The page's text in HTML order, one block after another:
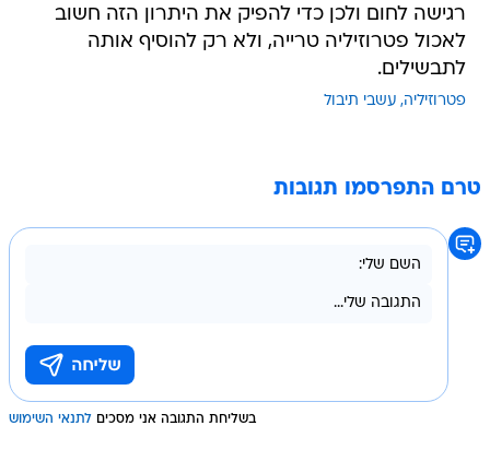
רגישה לחום ולכן כדי להפיק את היתרון הזה חשוב
לאכול פטרוזיליה טרייה, ולא רק להוסיף אותה
לתבשילים.
פטרוזיליה עשבי תיבול
טרם התפרסמו תגובות
בשליחת התגובה אני מסכים לתנאי השימוש